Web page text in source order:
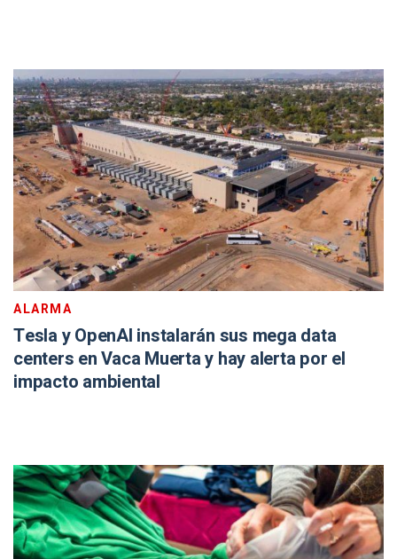
ALARMA
Tesla y OpenAI instalarán sus mega data
centers en Vaca Muerta y hay alerta por el
impacto ambiental